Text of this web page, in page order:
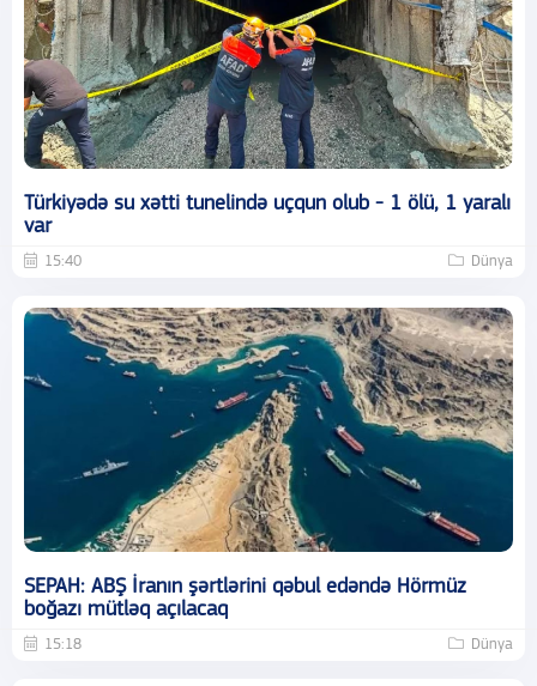
Türkiyədə su xətti tunelində uçqun olub - 1 ölü, 1 yaralı
var
15:40 Dünya
SEPAH: ABŞ İranın şərtlərini qəbul edəndə Hörmüz
boğazı mütləq açılacaq
15:18 Dünya